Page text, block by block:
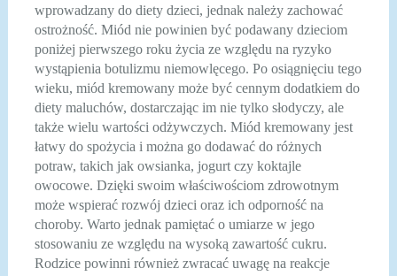
wprowadzany do diety dzieci, jednak należy zachować
ostrożność. Miód nie powinien być podawany dzieciom
poniżej pierwszego roku życia ze względu na ryzyko
wystąpienia botulizmu niemowlęcego. Po osiągnięciu tego
wieku, miód kremowany może być cennym dodatkiem do
diety maluchów, dostarczając im nie tylko słodyczy, ale
także wielu wartości odżywczych. Miód kremowany jest
łatwy do spożycia i można go dodawać do różnych
potraw, takich jak owsianka, jogurt czy koktajle
owocowe. Dzięki swoim właściwościom zdrowotnym
może wspierać rozwój dzieci oraz ich odporność na
choroby. Warto jednak pamiętać o umiarze w jego
stosowaniu ze względu na wysoką zawartość cukru.
Rodzice powinni również zwracać uwagę na reakcje